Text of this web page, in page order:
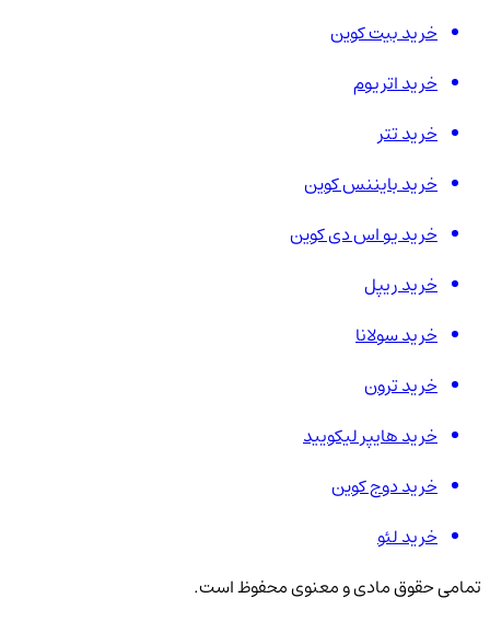
خرید بیت کوین
خرید اتریوم
خرید تتر
خرید بایننس کوین
خرید یو اس دی کوین
خرید ریپل
خرید سولانا
خرید ترون
خرید هایپر لیکویید
خرید دوج کوین
خرید لئو
تمامی حقوق مادی و معنوی محفوظ است.